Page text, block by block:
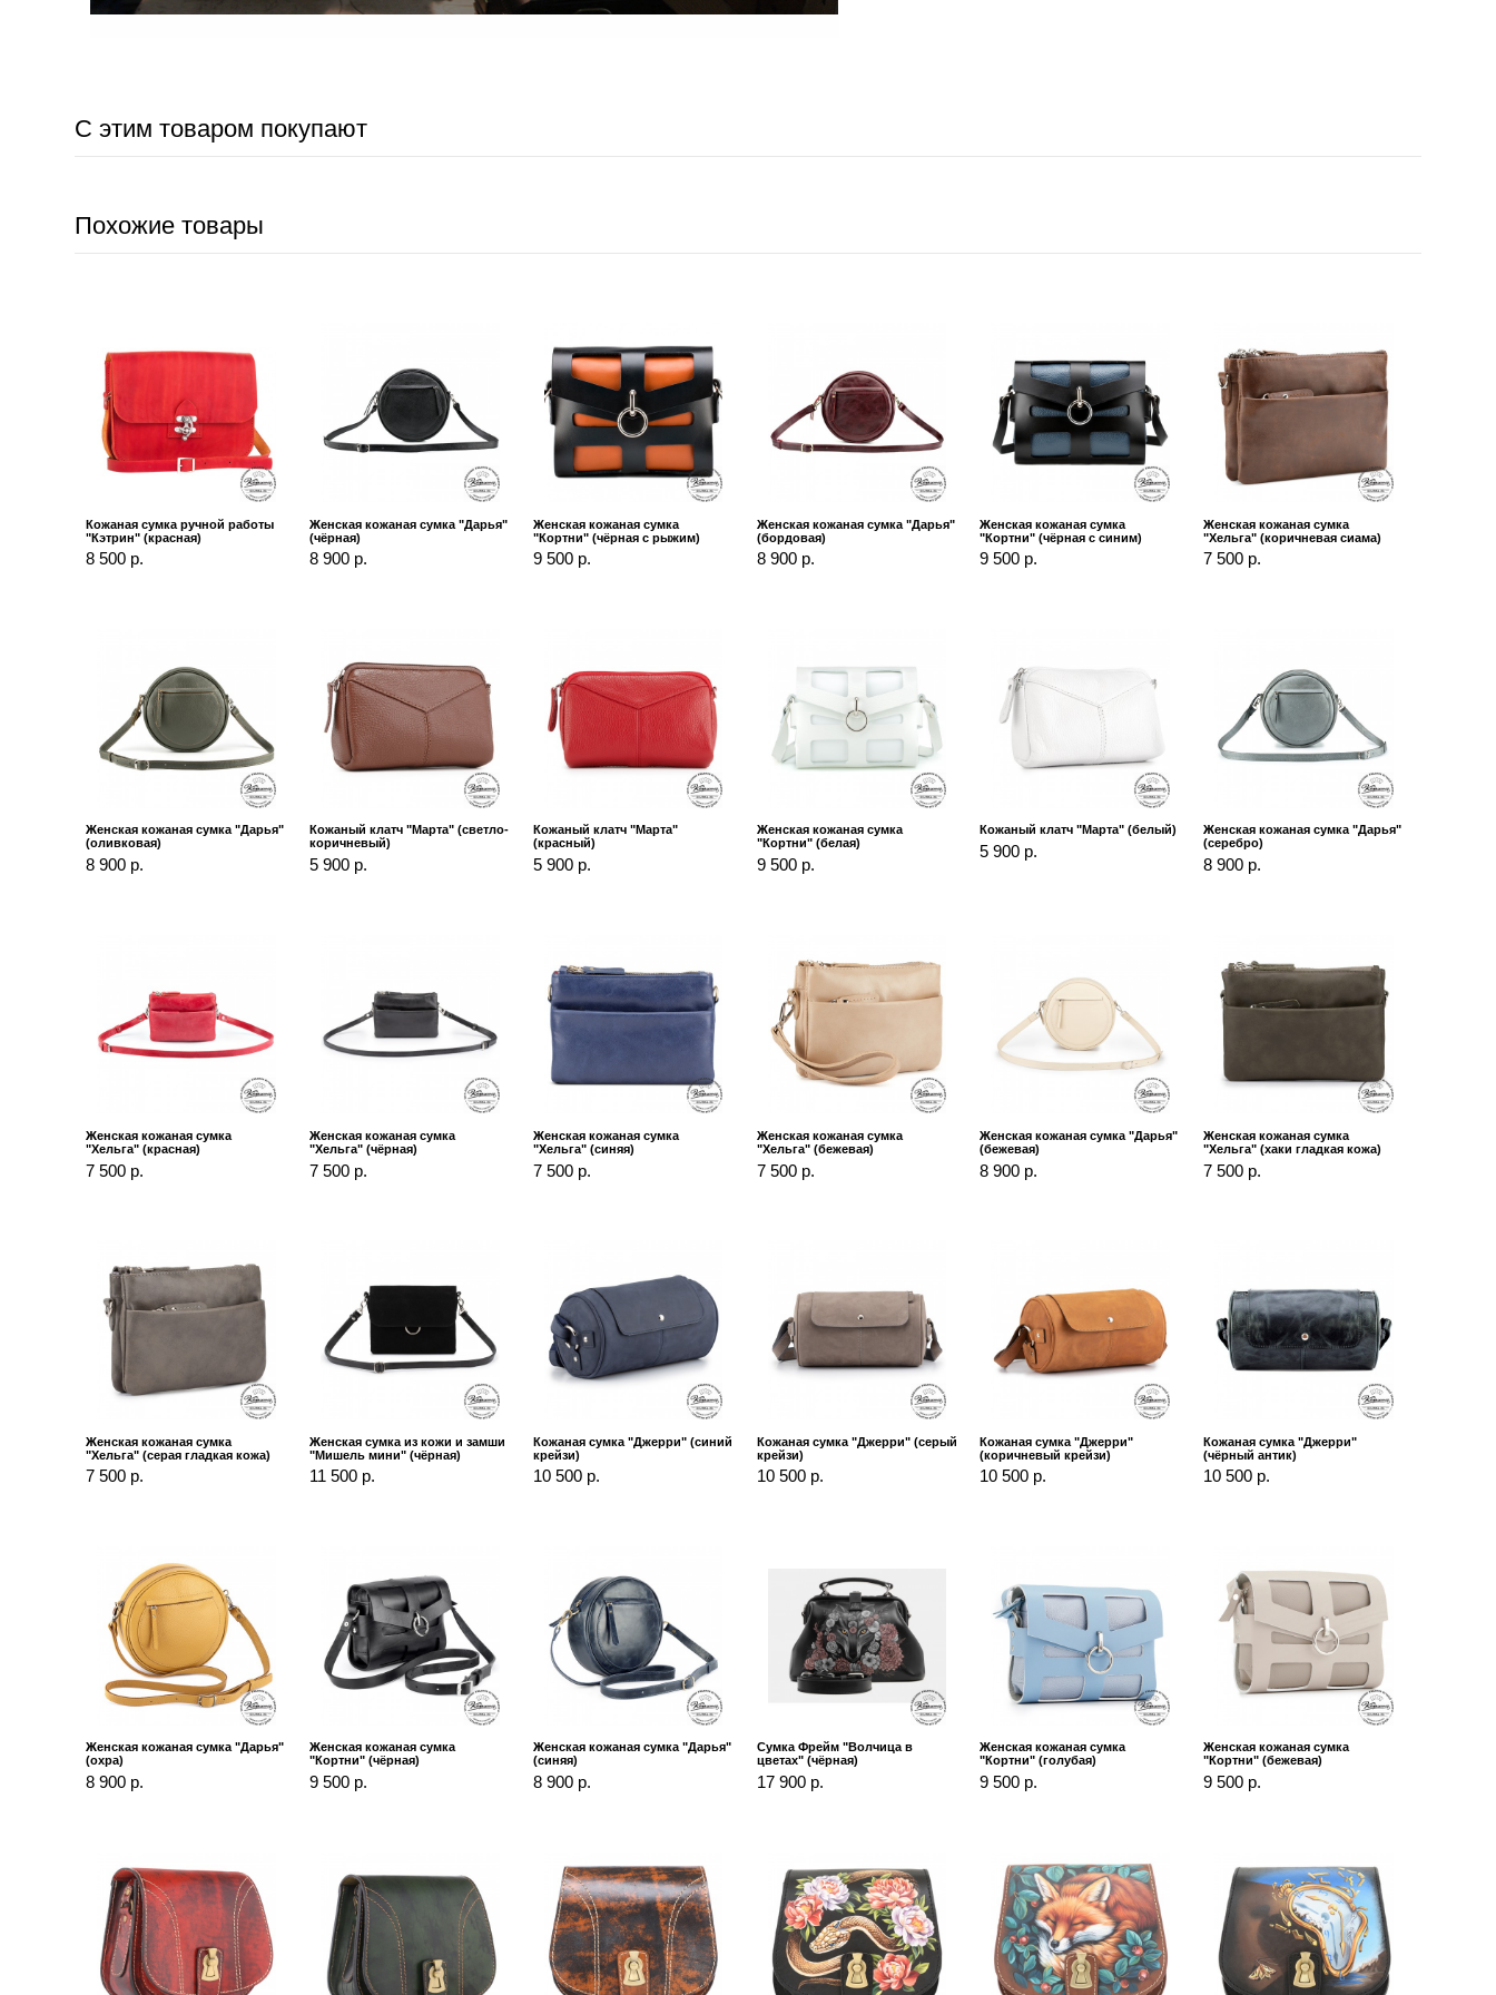
С этим товаром покупают
Похожие товары
Кожаная сумка ручной работы
"Кэтрин" (красная)
8 500 р.
Женская кожаная сумка "Дарья"
(чёрная)
8 900 р.
Женская кожаная сумка
"Кортни" (чёрная с рыжим)
9 500 р.
Женская кожаная сумка "Дарья"
(бордовая)
8 900 р.
Женская кожаная сумка
"Кортни" (чёрная с синим)
9 500 р.
Женская кожаная сумка
"Хельга" (коричневая сиама)
7 500 р.
Женская кожаная сумка "Дарья"
(оливковая)
8 900 р.
Кожаный клатч "Марта" (светло-
коричневый)
5 900 р.
Кожаный клатч "Марта"
(красный)
5 900 р.
Женская кожаная сумка
"Кортни" (белая)
9 500 р.
Кожаный клатч "Марта" (белый)
5 900 р.
Женская кожаная сумка "Дарья"
(серебро)
8 900 р.
Женская кожаная сумка
"Хельга" (красная)
7 500 р.
Женская кожаная сумка
"Хельга" (чёрная)
7 500 р.
Женская кожаная сумка
"Хельга" (синяя)
7 500 р.
Женская кожаная сумка
"Хельга" (бежевая)
7 500 р.
Женская кожаная сумка "Дарья"
(бежевая)
8 900 р.
Женская кожаная сумка
"Хельга" (хаки гладкая кожа)
7 500 р.
Женская кожаная сумка
"Хельга" (серая гладкая кожа)
7 500 р.
Женская сумка из кожи и замши
"Мишель мини" (чёрная)
11 500 р.
Кожаная сумка "Джерри" (синий
крейзи)
10 500 р.
Кожаная сумка "Джерри" (серый
крейзи)
10 500 р.
Кожаная сумка "Джерри"
(коричневый крейзи)
10 500 р.
Кожаная сумка "Джерри"
(чёрный антик)
10 500 р.
Женская кожаная сумка "Дарья"
(охра)
8 900 р.
Женская кожаная сумка
"Кортни" (чёрная)
9 500 р.
Женская кожаная сумка "Дарья"
(синяя)
8 900 р.
Сумка Фрейм "Волчица в
цветах" (чёрная)
17 900 р.
Женская кожаная сумка
"Кортни" (голубая)
9 500 р.
Женская кожаная сумка
"Кортни" (бежевая)
9 500 р.